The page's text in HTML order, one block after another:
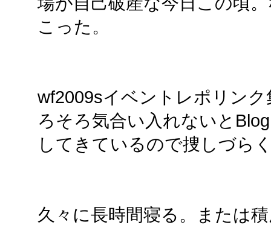
こった。
wf2009sイベントレポリンク
ろそろ気合い入れないと
してきているので捜しづら
久々に長時間寝る。または